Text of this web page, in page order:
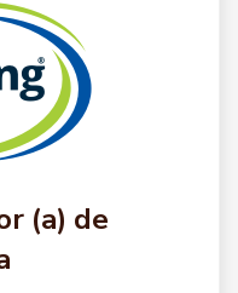
(a) de